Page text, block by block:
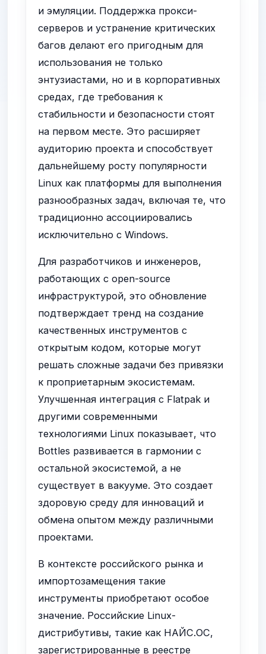
и эмуляции. Поддержка прокси-
серверов и устранение критических
багов делают его пригодным для
использования не только
энтузиастами, но и в корпоративных
средах, где требования к
стабильности и безопасности стоят
на первом месте. Это расширяет
аудиторию проекта и способствует
дальнейшему росту популярности
Linux как платформы для выполнения
разнообразных задач, включая те, что
традиционно ассоциировались
исключительно с Windows.
Для разработчиков и инженеров,
работающих с open-source
инфраструктурой, это обновление
подтверждает тренд на создание
качественных инструментов с
открытым кодом, которые могут
решать сложные задачи без привязки
к проприетарным экосистемам.
Улучшенная интеграция с Flatpak и
другими современными
технологиями Linux показывает, что
Bottles развивается в гармонии с
остальной экосистемой, а не
существует в вакууме. Это создает
здоровую среду для инноваций и
обмена опытом между различными
проектами.
В контексте российского рынка и
импортозамещения такие
инструменты приобретают особое
значение. Российские Linux-
дистрибутивы, такие как НАЙС.ОС,
зарегистрированные в реестре